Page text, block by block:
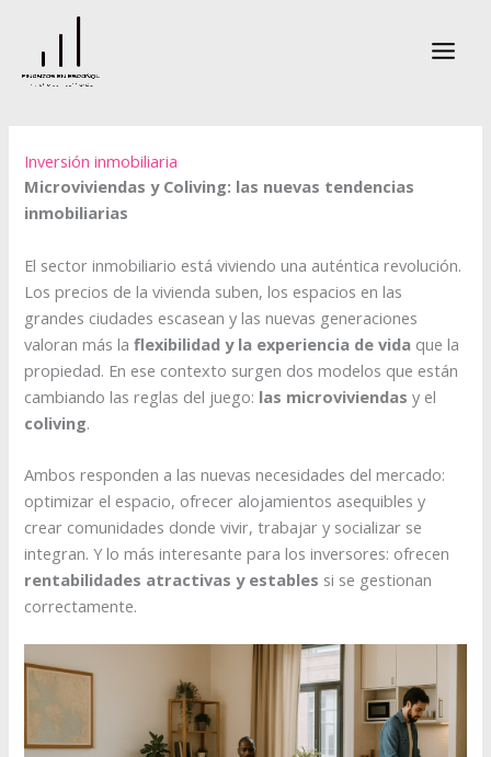
contenido
Inversión inmobiliaria
Microviviendas y Coliving: las nuevas tendencias
inmobiliarias
El sector inmobiliario está viviendo una auténtica revolución.
Los precios de la vivienda suben, los espacios en las
grandes ciudades escasean y las nuevas generaciones
valoran más laflexibilidad y la experiencia de vida que la
propiedad. En ese contexto surgen dos modelos que están
cambiando las reglas del juego: las microviviendas y el
coliving.
Ambos responden a las nuevas necesidades del mercado:
optimizar el espacio, ofrecer alojamientos asequibles y
crear comunidades donde vivir, trabajar y socializar se
integran. Y lo más interesante para los inversores: ofrecen
rentabilidades atractivas y estables si se gestionan
correctamente.